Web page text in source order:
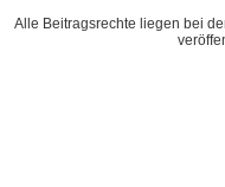
Alle Beitragsrechte liegen bei